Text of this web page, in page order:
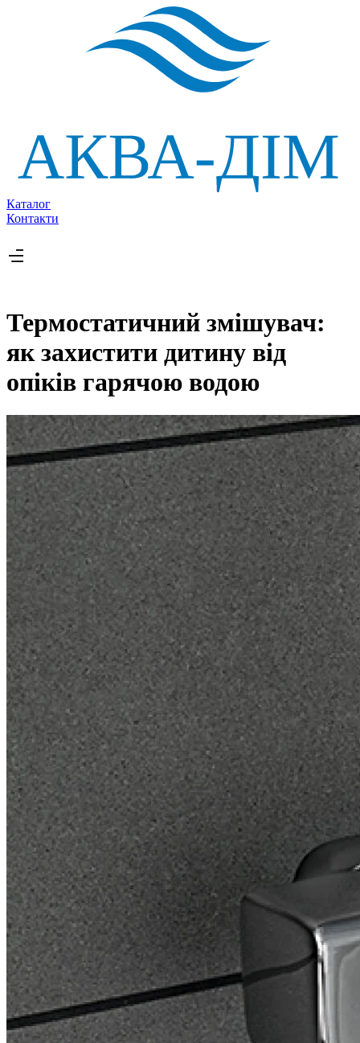
Каталог
Контакти
Термостатичний змішувач:
як захистити дитину від
опіків гарячою водою